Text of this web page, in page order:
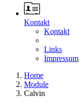
Kontakt
Kontakt
Links
Impressum
Home
Module
Calvin